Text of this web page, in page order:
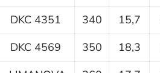
DKC 4351
340 15,7
DKC 4569
350 18,3